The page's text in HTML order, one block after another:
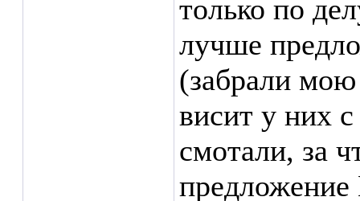
только по
лучше
(забрали мою
висит у них
смотали, за